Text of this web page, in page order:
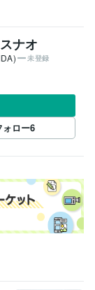
ナオ
未登録
ォロー6